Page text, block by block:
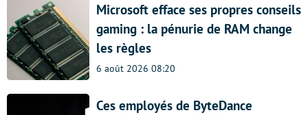
Microsoft efface ses propres conseils
gaming : la pénurie de RAM change
les règles
6 août 2026 08:20
Ces employés de ByteDance